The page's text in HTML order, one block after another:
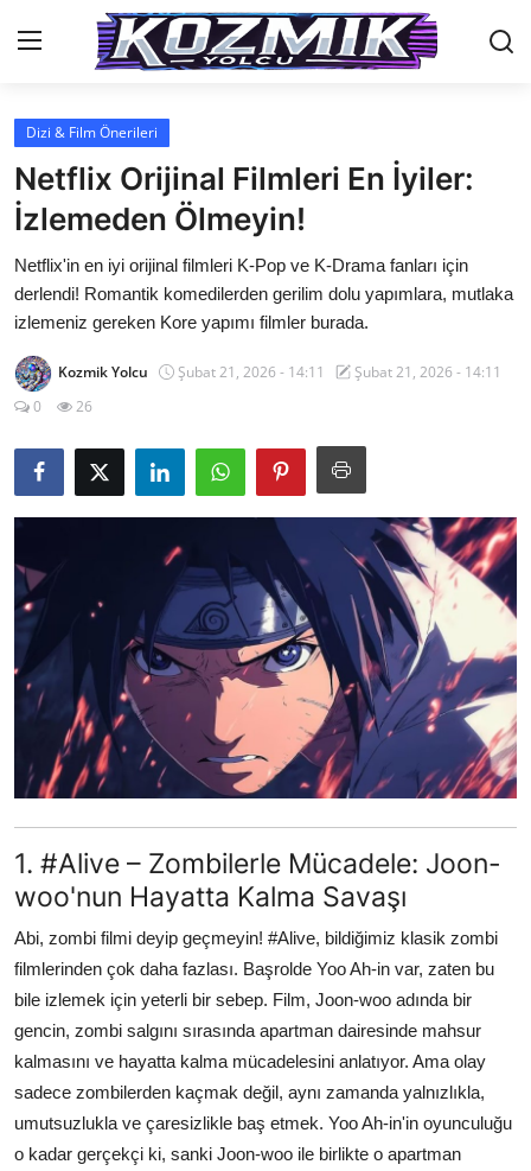
Anasayfa
İletişim
Genel
Anime Önerileri
Kore Dünyası
Anime Karakterleri
Anime
Dizi & Film
Testler
Dizi & Film Önerileri
Netflix Orijinal Filmleri En İyiler:
İzlemeden Ölmeyin!
Netflix'in en iyi orijinal filmleri K-Pop ve K-Drama fanları için
derlendi! Romantik komedilerden gerilim dolu yapımlara, mutlaka
izlemeniz gereken Kore yapımı filmler burada.
Kozmik Yolcu Şubat 21, 2026 - 14:11
Şubat 21, 2026 - 14:11
0
26
1. #Alive – Zombilerle Mücadele: Joon-
woo'nun Hayatta Kalma Savaşı
Abi, zombi filmi deyip geçmeyin! #Alive, bildiğimiz klasik zombi
filmlerinden çok daha fazlası. Başrolde Yoo Ah-in var, zaten bu
bile izlemek için yeterli bir sebep. Film, Joon-woo adında bir
gencin, zombi salgını sırasında apartman dairesinde mahsur
kalmasını ve hayatta kalma mücadelesini anlatıyor. Ama olay
sadece zombilerden kaçmak değil, aynı zamanda yalnızlıkla,
umutsuzlukla ve çaresizlikle baş etmek. Yoo Ah-in'in oyunculuğu
o kadar gerçekçi ki, sanki Joon-woo ile birlikte o apartman